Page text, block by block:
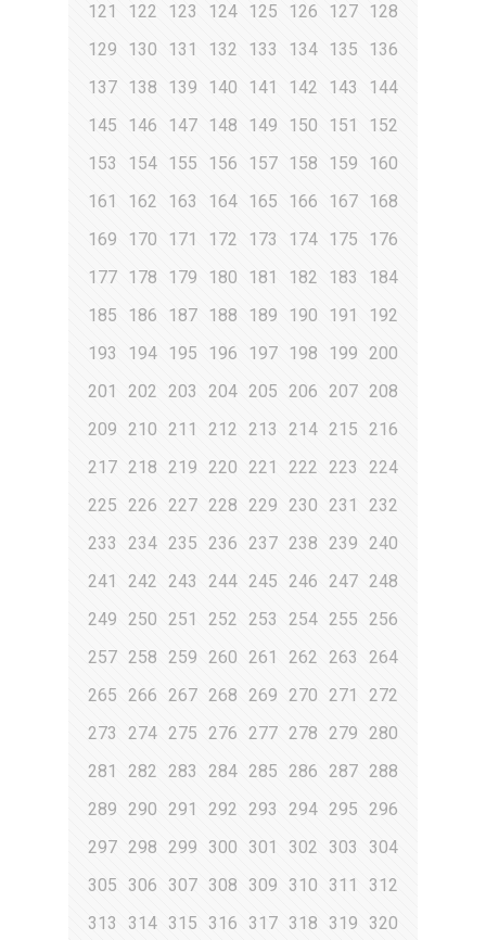
121
122 123 124 125 126 127 128
129
130 131 132 133 134 135
136
137 138 139 140 141 142 143
144
145
146 147 148 149 150 151
152
153
154 155 156 157 158 159
160
161
162 163 164 165 166 167 168
169
170 171 172 173 174 175
176
177 178 179 180 181 182 183
184
185
186 187 188 189 190 191
192
193
194 195 196 197 198 199 200
201
202 203 204 205 206 207 208
209 210 211 212 213 214 215 216
217 218 219 220 221 222 223
224
225 226 227 228 229 230 231
232
233
234 235 236 237 238 239 240
241
242 243 244 245 246 247 248
249 250 251 252 253 254 255 256
257 258 259 260 261 262 263
264
265 266 267 268 269 270 271
272
273
274 275 276 277 278 279 280
281
282 283 284 285 286 287 288
289 290 291 292 293 294 295 296
297 298 299 300 301 302 303
304
305
306 307 308 309 310 311
312
313
314 315 316 317 318 319 320